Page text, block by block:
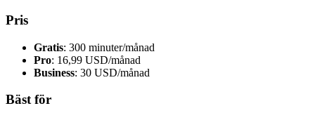
Pris
Gratis: 300 minuter/månad
Pro: 16,99 USD/månad
Business: 30 USD/månad
Bäst för